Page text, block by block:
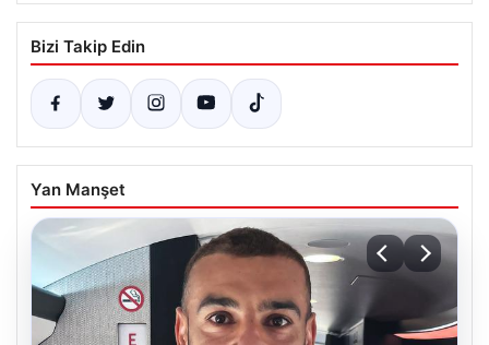
Bizi Takip Edin
Yan Manşet